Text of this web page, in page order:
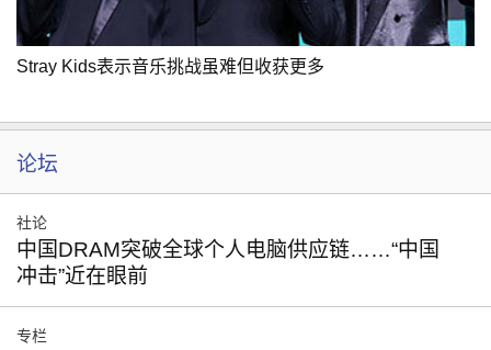
Stray Kids表示音乐挑战虽难但收获更多
论坛
社论
中国DRAM突破全球个人电脑供应链……“中国
冲击”近在眼前
专栏